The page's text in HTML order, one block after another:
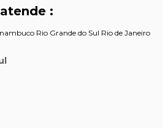
:
Rio Grande do Sul Rio de Janeiro